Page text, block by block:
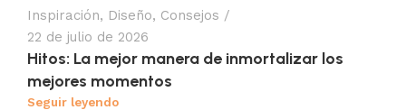
Inspiración, Diseño, Consejos
22 de julio de 2026
Hitos: La mejor manera de inmortalizar los
mejores momentos
Seguir leyendo